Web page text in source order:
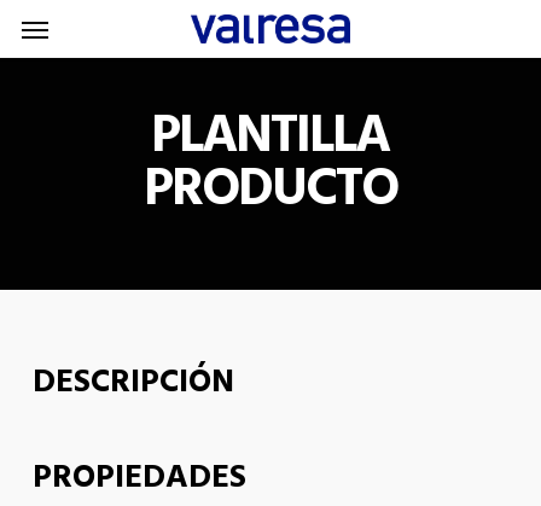
Skip
to
Menu
PLANTILLA
PRODUCTO
DESCRIPCIÓN
PROPIEDADES
Menu